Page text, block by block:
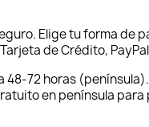
Elige tu forma de
de Crédito,
48-72 horas (península).
en península